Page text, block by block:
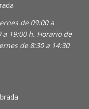
de 09:00 a
a 19:00 h. Horario de
de 8:30 a 14:30